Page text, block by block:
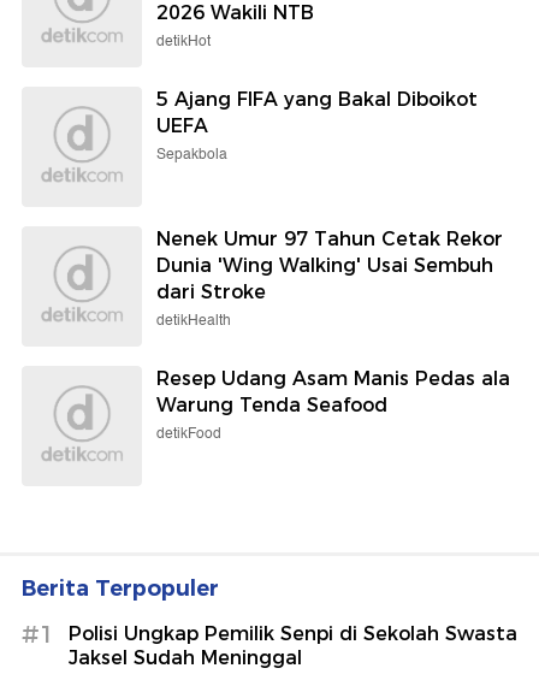
2026 Wakili NTB
detikHot
5 Ajang FIFA yang Bakal Diboikot
UEFA
Sepakbola
Nenek Umur 97 Tahun Cetak Rekor
Dunia 'Wing Walking' Usai Sembuh
dari Stroke
detikHealth
Resep Udang Asam Manis Pedas ala
Warung Tenda Seafood
detikFood
Berita Terpopuler
#1
Polisi Ungkap Pemilik Senpi di Sekolah Swasta
Jaksel Sudah Meninggal